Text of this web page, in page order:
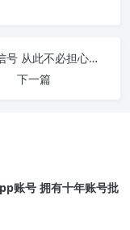
谁买微信号 从此不必担心微信添加好友被限定啦
下一篇
账号 拥有十年账号批